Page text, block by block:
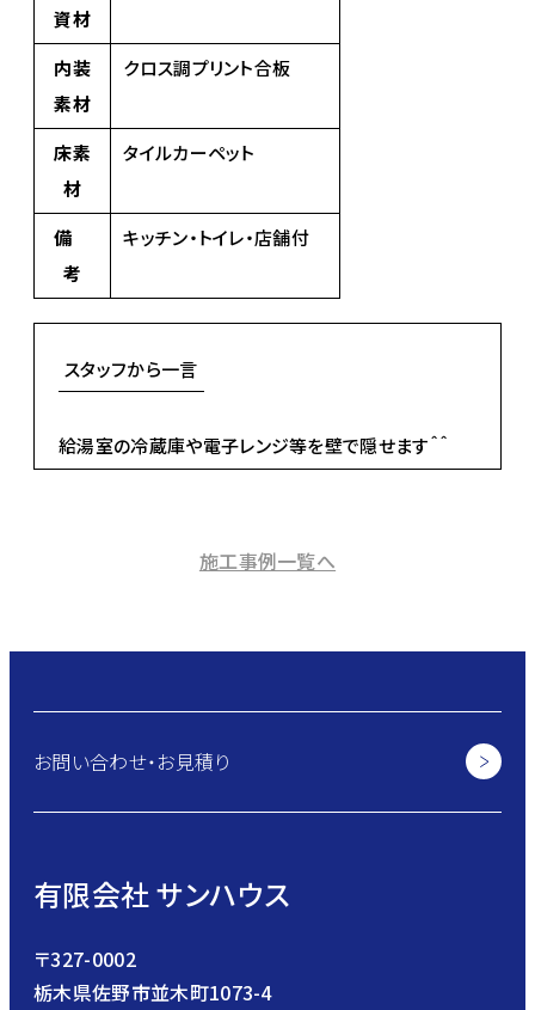
資材
内装
素材
クロス調プリント合板
床素
材
タイルカーペット
備
考
キッチン・トイレ・店舗付
スタッフから一言
給湯室の冷蔵庫や電子レンジ等を壁で隠せます＾＾
施工事例一覧へ
お問い合わせ・お見積り
有限会社 サンハウス
〒327-0002
栃木県佐野市並木町1073-4